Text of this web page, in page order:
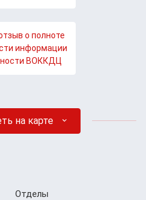
о полноте
информации
ВОККДЦ
на карте
Отделы